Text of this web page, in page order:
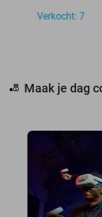
Verkocht: 7
🎳 Maak je dag